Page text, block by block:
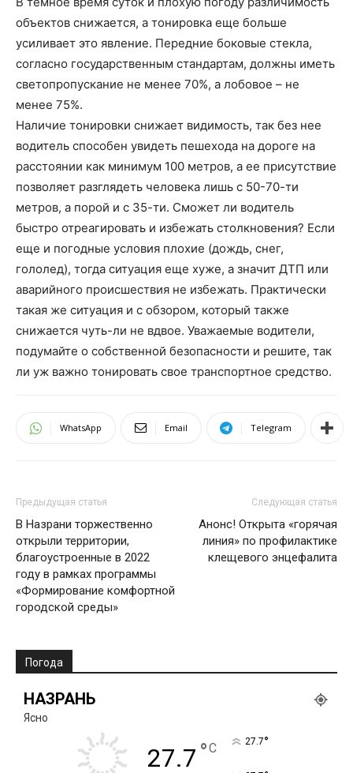
объектов снижается, а тонировка еще больше
усиливает это явление. Передние боковые стекла,
согласно государственным стандартам, должны иметь
светопропускание не менее 70%, а лобовое – не
менее 75%.
Наличие тонировки снижает видимость, так без нее
водитель способен увидеть пешехода на дороге на
расстоянии как минимум 100 метров, а ее присутствие
позволяет разглядеть человека лишь с 50-70-ти
метров, а порой и с 35-ти. Сможет ли водитель
быстро отреагировать и избежать столкновения? Если
еще и погодные условия плохие (дождь, снег,
гололед), тогда ситуация еще хуже, а значит ДТП или
аварийного происшествия не избежать. Практически
такая же ситуация и с обзором, который также
снижается чуть-ли не вдвое. Уважаемые водители,
подумайте о собственной безопасности и решите, так
ли уж важно тонировать свое транспортное средство.
WhatsApp Email Telegram
Предыдущая статья
В Назрани торжественно
открыли территории,
благоустроенные в 2022
году в рамках программы
«Формирование комфортной
городской среды»
Следующая статья
Анонс! Открыта «горячая
линия» по профилактике
клещевого энцефалита
Погода
НАЗРАНЬ
Ясно
27.7 °C 27.7°